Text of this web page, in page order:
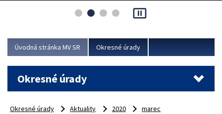
asociácie poisťovní (SLASPO) a Ministerstva vnútra SR.
Viac
pause_presentation
Úvodná stránka MV SR Okresné úrady
Okresné úrady
Okresné úrady Aktuality 2020 marec